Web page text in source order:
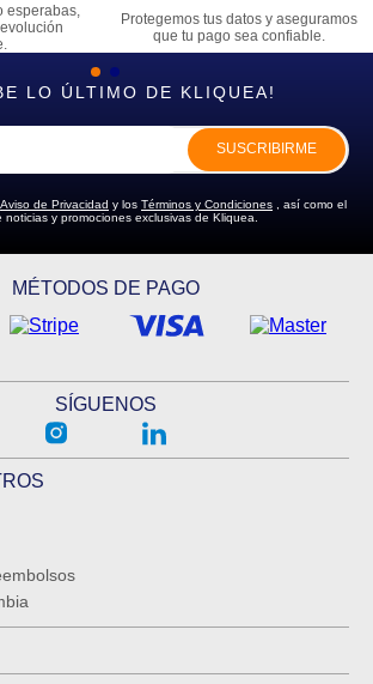
esperabas,
Protegemos tus datos y aseguramos
que tu pago sea confiable.
LO ÚLTIMO DE KLIQUEA!
SUSCRIBIRME
Aviso de Privacidad y los Términos y Condiciones , así como el
noticias y promociones exclusivas de Kliquea.
MÉTODOS DE PAGO
SÍGUENOS